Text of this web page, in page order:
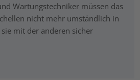
Wartungstechniker müssen das
nicht mehr umständlich in
mit der anderen sicher